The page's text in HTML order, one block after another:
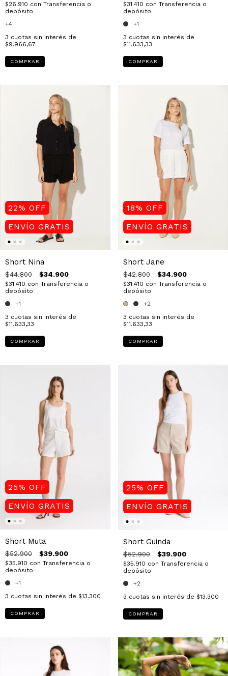
$26.910 con Transferencia o
depósito
+4
3 cuotas sin interés de
$9.966,67
COMPRAR
$31.410 con Transferencia o
depósito
+1
3 cuotas sin interés de
$11.633,33
COMPRAR
22% OFF
ENVÍO GRATIS
Short Nina
$44.800 $34.900
$31.410 con Transferencia o
depósito
+1
3 cuotas sin interés de
$11.633,33
COMPRAR
18% OFF
ENVÍO GRATIS
Short Jane
$42.800 $34.900
$31.410 con Transferencia o
depósito
+2
3 cuotas sin interés de
$11.633,33
COMPRAR
25% OFF
ENVÍO GRATIS
Short Muta
$52.900 $39.900
$35.910 con Transferencia o
depósito
+1
3 cuotas sin interés de $13.300
COMPRAR
25% OFF
ENVÍO GRATIS
Short Guinda
$52.900 $39.900
$35.910 con Transferencia o
depósito
+2
3 cuotas sin interés de $13.300
COMPRAR